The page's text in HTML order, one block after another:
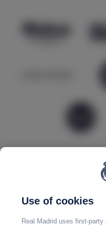
Use of cookies
Real Madrid uses first-